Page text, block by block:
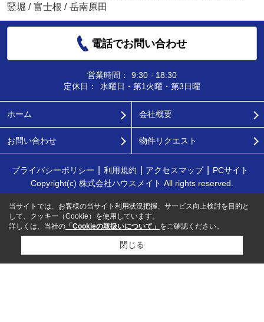
竪堀 / 富士根 / 岳南原田
電話でお問い合わせ
営業時間：
9:30 - 18:30
定休日：
水曜日・第1火曜・第3日曜
ホーム 会社概要
お問い合わせ 物件リクエスト
プライバシーポリシー 利用規約 アクセスマップ
PCサイト
Copyright(c) 株式会社ハウスメイト All rights reserved.
当サイトでは、お客様の当サイト利用状況把握、サービス向上検討を目的と
して、クッキー（Cookie）を使用しています。
詳しくは、当社の 「Cookieの取扱いについて」 をご確認ください。
閉じる